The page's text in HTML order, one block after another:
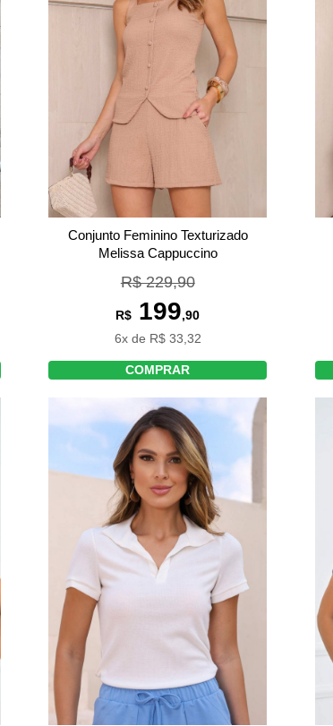
Conjunto Feminino Texturizado
Melissa Cappuccino
R$ 229,90
R$ 199,90
6x de R$ 33,32
COMPRAR